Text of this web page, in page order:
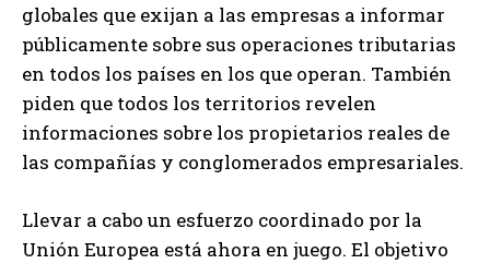
globales que exijan a las empresas a informar
públicamente sobre sus operaciones tributarias
en todos los países en los que operan. También
piden que todos los territorios revelen
informaciones sobre los propietarios reales de
las compañías y conglomerados empresariales.
Llevar a cabo un esfuerzo coordinado por la
Unión Europea está ahora en juego. El objetivo